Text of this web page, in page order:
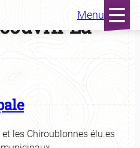
Menu
La
les Chiroublonnes élu.es